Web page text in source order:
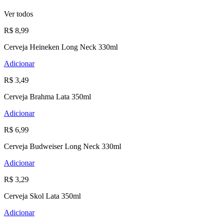
Ver todos
R$ 8,99
Cerveja Heineken Long Neck 330ml
Adicionar
R$ 3,49
Cerveja Brahma Lata 350ml
Adicionar
R$ 6,99
Cerveja Budweiser Long Neck 330ml
Adicionar
R$ 3,29
Cerveja Skol Lata 350ml
Adicionar